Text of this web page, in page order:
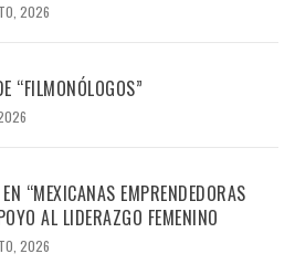
2026
“FILMONÓLOGOS”
“MEXICANAS EMPRENDEDORAS
AL LIDERAZGO FEMENINO
2026